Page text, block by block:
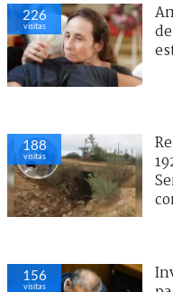
226
visitas
188
visitas
156
visitas